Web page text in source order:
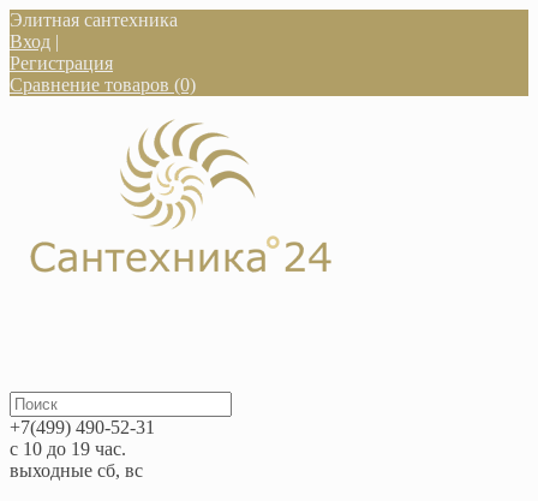
Элитная сантехника
Вход |
Регистрация
Сравнение товаров (0)
+7(499) 490-52-31
с 10 до 19 час.
выходные сб, вс